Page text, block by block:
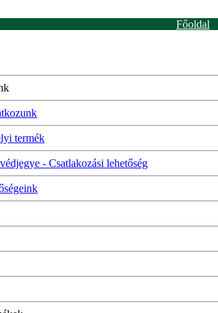
Főoldal
termék
- Csatlakozási lehetőség